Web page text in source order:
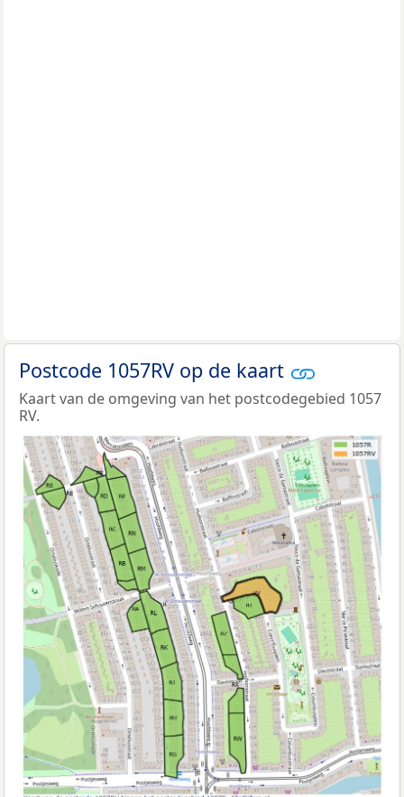
Postcode 1057RV op de kaart
Kaart van de omgeving van het postcodegebied 1057
RV.